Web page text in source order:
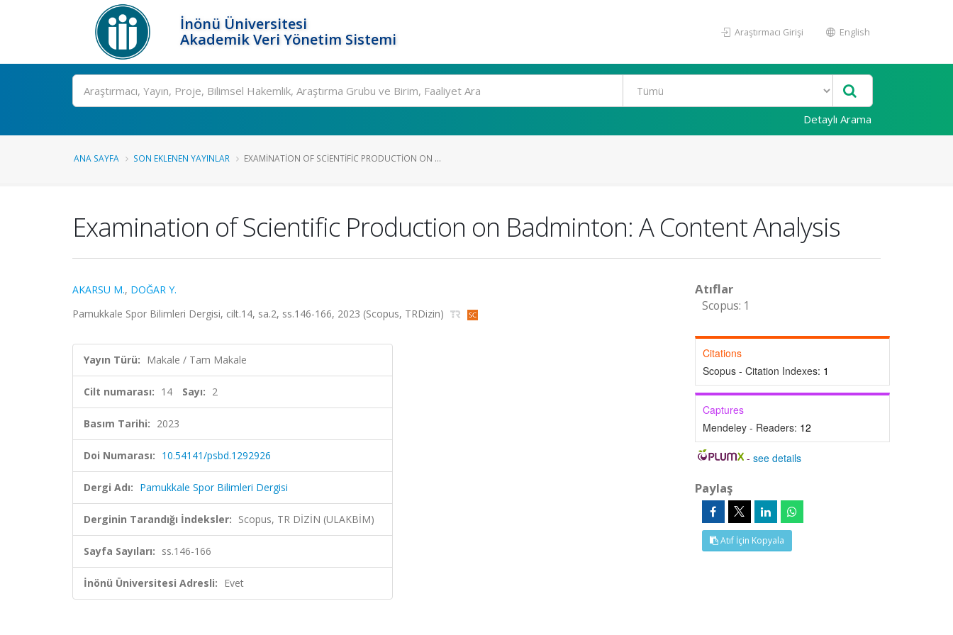
İnönü Üniversitesi
Akademik Veri Yönetim Sistemi
Araştırmacı Girişi English
Ara
Detaylı Arama
ANA SAYFA SON EKLENEN YAYINLAR EXAMINATION OF SCIENTIFIC PRODUCTION ON ...
Examination of Scientific Production on Badminton: A Content Analysis
AKARSU M., DOĞAR Y.
Pamukkale Spor Bilimleri Dergisi, cilt.14, sa.2, ss.146-166, 2023 (Scopus, TRDizin)
Yayın Türü: Makale / Tam Makale
Cilt numarası: 14 Sayı: 2
Basım Tarihi: 2023
Doi Numarası: 10.54141/psbd.1292926
Dergi Adı: Pamukkale Spor Bilimleri Dergisi
Derginin Tarandığı İndeksler: Scopus, TR DİZİN (ULAKBİM)
Sayfa Sayıları: ss.146-166
İnönü Üniversitesi Adresli: Evet
Atıflar
Scopus: 1
Citations
Scopus - Citation Indexes: 1
Captures
Mendeley - Readers: 12
-see details
Paylaş
Atıf İçin Kopyala